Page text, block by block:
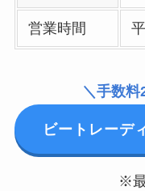
営業時間
＼手数料
ビートレーデ
※